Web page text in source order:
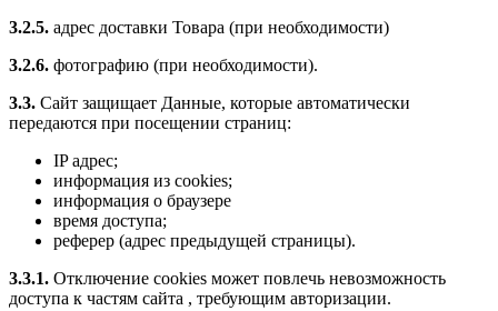
3.2.5. адрес доставки Товара (при необходимости)
3.2.6. фотографию (при необходимости).
3.3. Сайт защищает Данные, которые автоматически
передаются при посещении страниц:
IP адрес;
информация из cookies;
информация о браузере
время доступа;
реферер (адрес предыдущей страницы).
3.3.1. Отключение cookies может повлечь невозможность
доступа к частям сайта , требующим авторизации.